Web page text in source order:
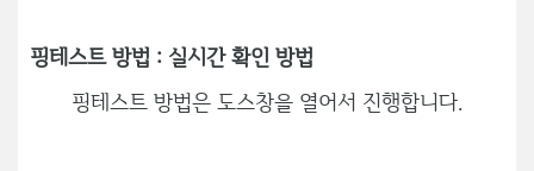
핑테스트 방법 : 실시간 확인 방법
핑테스트 방법은 도스창을 열어서 진행합니다.